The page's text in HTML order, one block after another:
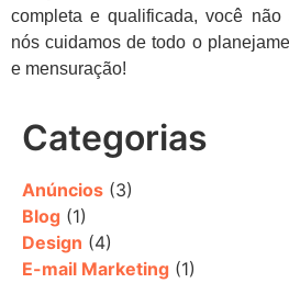
completa e qualificada, você não
nós cuidamos de todo o
e mensuração!
Categorias
Anúncios (3)
Blog (1)
Design (4)
E-mail Marketing (1)